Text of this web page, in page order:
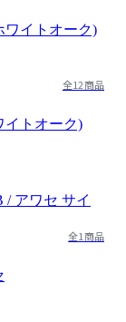
全12商品
イトオーク)
全1商品